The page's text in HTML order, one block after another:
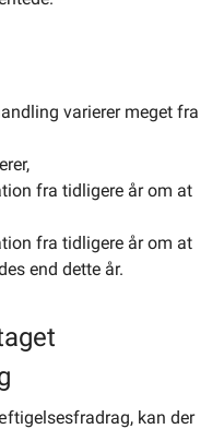
varierer meget fra
fra tidligere år om at
fra tidligere år om at
end dette år.
kan der